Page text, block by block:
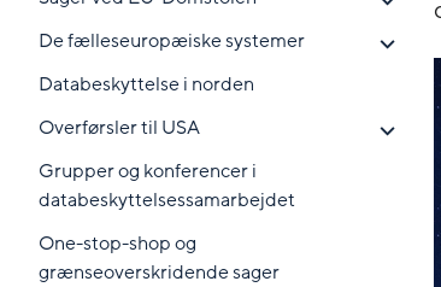
De fælleseuropæiske systemer
Databeskyttelse i norden
Overførsler til USA
Grupper og konferencer i
databeskyttelsessamarbejdet
One-stop-shop og
grænseoverskridende sager